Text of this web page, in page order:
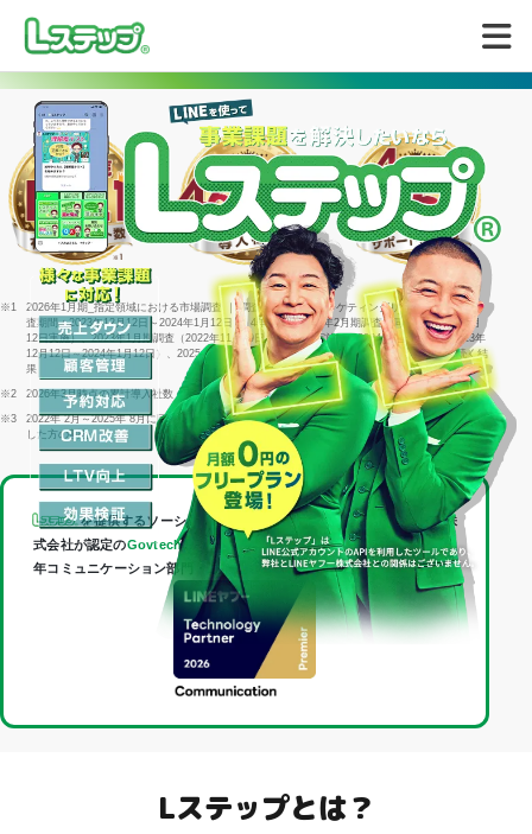
を提供するソーシャルデータバンク株式会社は、
LINEヤフー株
式会社が認定のGovtech Partnerであり、Technology Partner（2026
年コミュニケーション部門・最上位「Premier」）に認定されました。
※1
2026年1月期_指定領域における市場調査 ｜ 調査機関：日本マーケティングリサーチ機構 ｜ 調
査期間：2023年12月12日～2024年1月12日 ｜ 4年連続＝2022年2月期調査（同年1月25日～2月
12日実施）、2023年1月期調査（2022年11月29日～1月16日実施）、2024年1月期調査（2023年
12月12日～2024年1月12日）、2025年1月期調査（2024年12月23日～2025年1月15日）に続く結
果
※2 2026年3月時点の累計導入社数
※3
2022年 2月～2025年 8月に回答した個別相談サポートアンケート1316件のうち「満足」と回答
した方の割合
Lステップとは？